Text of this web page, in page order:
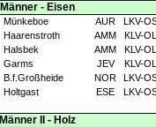
Männer - Eisen
Münkeboe AUR
LKV-
Haarenstroth AMM
KLV-OL
Halsbek AMM
KLV-OL
Garms JEV
KLV-OL
B.f.Großheide NOR
LKV-
Holtgast ESE LKV-
Männer II - Holz